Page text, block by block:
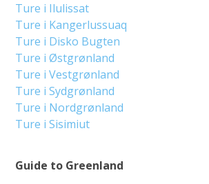
Guide to Greenland
Ture i Ilulissat
Ture i Kangerlussuaq
Ture i Disko Bugten
Ture i Østgrønland
Ture i Vestgrønland
Ture i Sydgrønland
Ture i Nordgrønland
Ture i Sisimiut